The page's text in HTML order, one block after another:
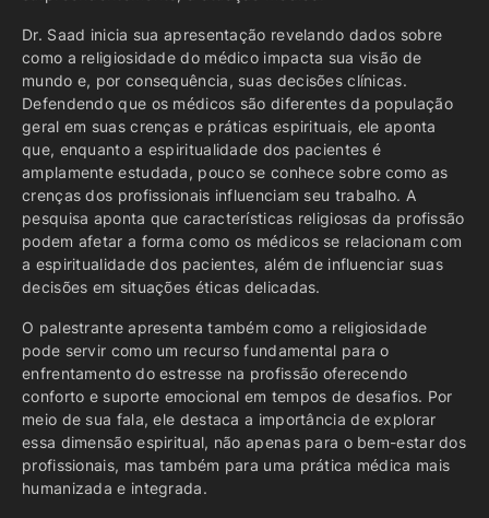
Dr. Saad inicia sua apresentação revelando dados sobre
como a religiosidade do médico impacta sua visão de
mundo e, por consequência, suas decisões clínicas.
Defendendo que os médicos são diferentes da população
geral em suas crenças e práticas espirituais, ele aponta
que, enquanto a espiritualidade dos pacientes é
amplamente estudada, pouco se conhece sobre como as
crenças dos profissionais influenciam seu trabalho. A
pesquisa aponta que características religiosas da profissão
podem afetar a forma como os médicos se relacionam com
a espiritualidade dos pacientes, além de influenciar suas
decisões em situações éticas delicadas.
O palestrante apresenta também como a religiosidade
pode servir como um recurso fundamental para o
enfrentamento do estresse na profissão oferecendo
conforto e suporte emocional em tempos de desafios. Por
meio de sua fala, ele destaca a importância de explorar
essa dimensão espiritual, não apenas para o bem-estar dos
profissionais, mas também para uma prática médica mais
humanizada e integrada.